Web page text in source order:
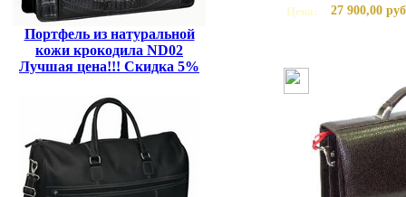
Портфель из натуральной
кожи крокодила ND02
Лучшая цена!!! Скидка 5%
Цена:
27 900,00